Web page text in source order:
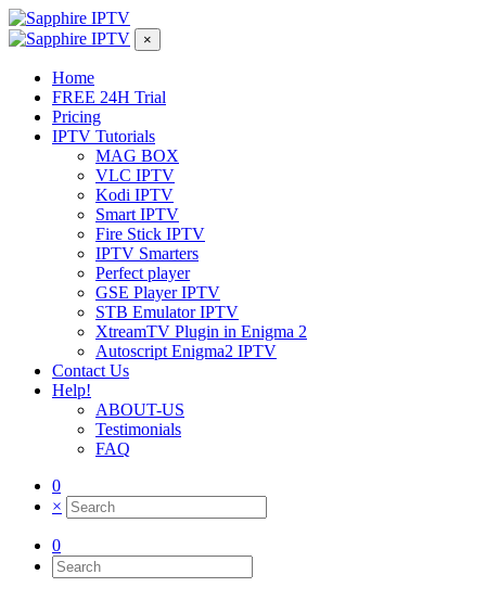
×
Home
FREE 24H Trial
Pricing
IPTV Tutorials
MAG BOX
VLC IPTV
Kodi IPTV
Smart IPTV
Fire Stick IPTV
IPTV Smarters
Perfect player
GSE Player IPTV
STB Emulator IPTV
XtreamTV Plugin in Enigma 2
Autoscript Enigma2 IPTV
Contact Us
Help!
ABOUT-US
Testimonials
FAQ
0
×
0